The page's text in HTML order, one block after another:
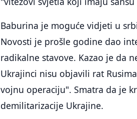
Baburina je moguće vidjeti u
Novosti je prošle godine dao
radikalne stavove. Kazao je da
Ukrajinci nisu objavili rat
vojnu operaciju". Smatra da je
demilitarizacije Ukrajine.